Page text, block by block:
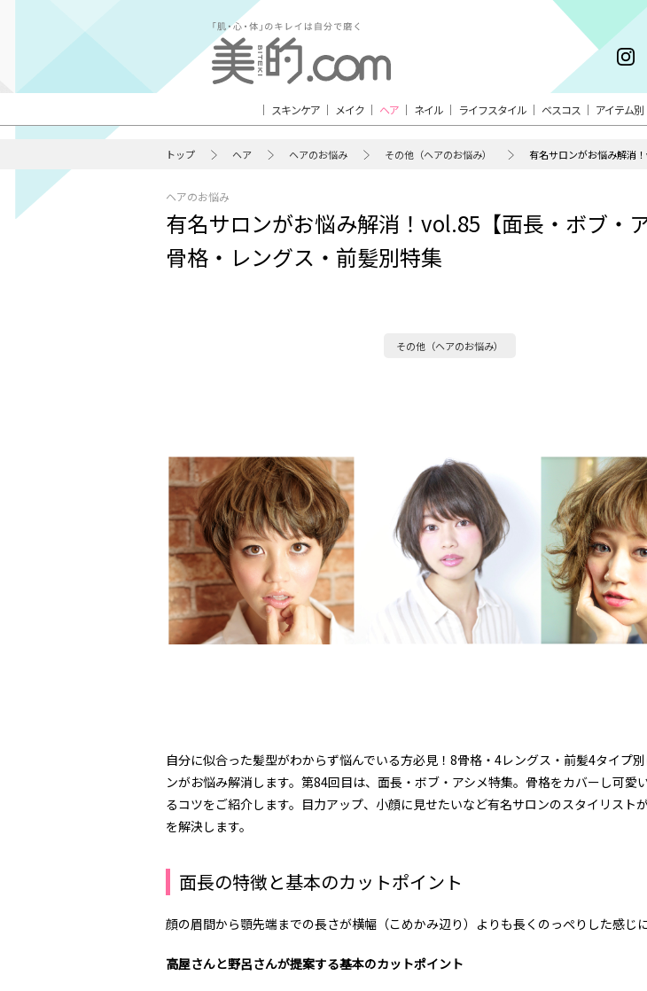
スキンケア メイク ヘア ネイル ライフスタイル ベスコス アイテム別
トップ ヘア ヘアのお悩み その他（ヘアのお悩み） 有名サロンがお悩み解消
ヘアのお悩み
有名サロンがお悩み解消！vol.85【面長・ボブ・ア
骨格・レングス・前髪別特集
その他（ヘアのお悩み）
自分に似合った髪型がわからず悩んでいる方必見！8骨格・4レングス・前髪4タイプ
ンがお悩み解消します。第84回目は、面長・ボブ・アシメ特集。骨格をカバーし可愛
るコツをご紹介します。目力アップ、小顔に見せたいなど有名サロンのスタイリスト
を解決します。
面長の特徴と基本のカットポイント
顔の眉間から顎先端までの長さが横幅（こめかみ辺り）よりも長くのっぺりした感じ
高屋さんと野呂さんが提案する基本のカットポイント